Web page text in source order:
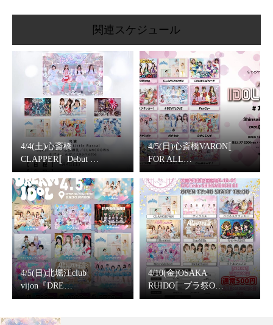
関連スケジュール
4/4(土)心斎橋
CLAPPER〚Debut …
4/5(日)心斎橋VARON〚
FOR ALL…
4/5(日)北堀江club
vijon『DRE…
4/10(金)OSAKA
RUIDO〚プラ祭O…